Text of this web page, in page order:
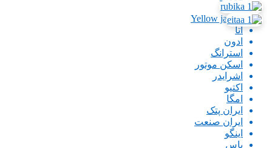
Xion
Yellow jacket
اتا
ادون
استرانگ
اسکن موتور
اشرایدر
اکتیو
امگا
ایران پتک
ایران صنعت
اینگو
باس